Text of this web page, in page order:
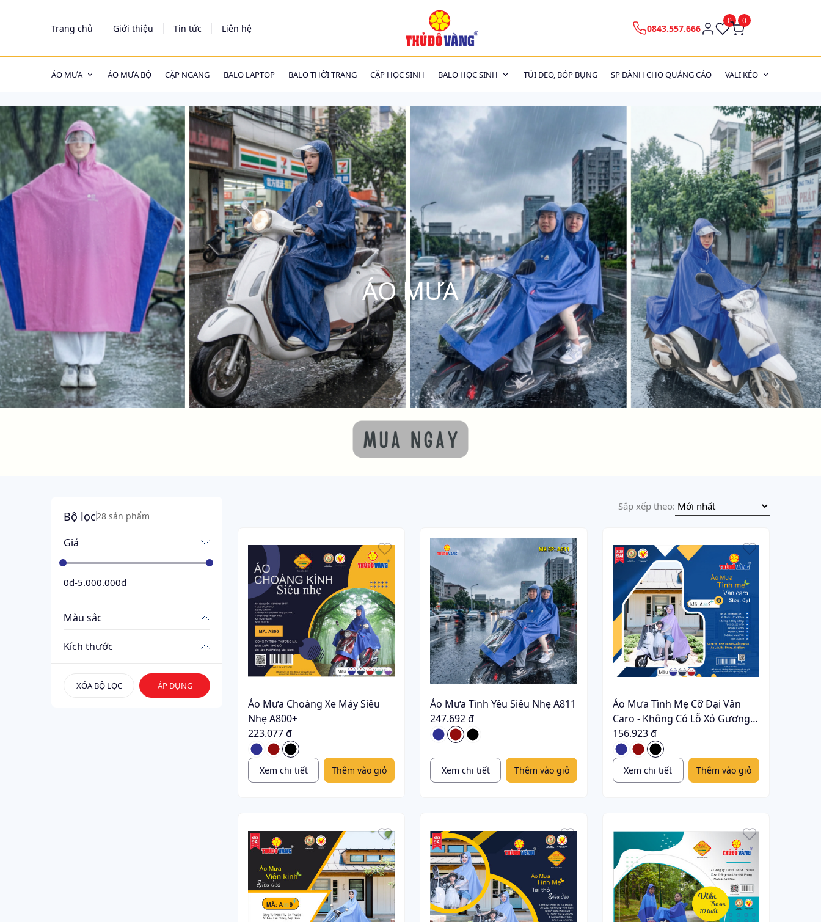
Trang chủ Giới thiệu Tin tức Liên hệ 0843.557.666
0 0
ÁO MƯA ÁO MƯA BỘ CẶP NGANG BALO LAPTOP BALO THỜI TRANG CẶP HỌC SINH BALO HỌC SINH TÚI ĐEO, BÓP BỤNG SP DÀNH CHO QUẢNG CÁO VALI KÉO
ÁO MƯA
Bộ lọc28 sản phẩm
Giá
0đ-5.000.000đ
Màu sắc
Kích thước
XÓA BỘ LỌC ÁP DỤNG
Sắp xếp theo:
Áo Mưa Choàng Xe Máy Siêu
Nhẹ A800+
223.077 đ
Xem chi tiết Thêm vào giỏ
Áo Mưa Tình Yêu Siêu Nhẹ A811
247.692 đ
Xem chi tiết Thêm vào giỏ
Áo Mưa Tình Mẹ Cỡ Đại Vân
Caro - Không Có Lỗ Xỏ Gương
A802+
156.923 đ
Xem chi tiết Thêm vào giỏ